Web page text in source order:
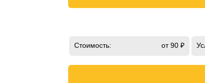
Стоимость: от 90 ₽